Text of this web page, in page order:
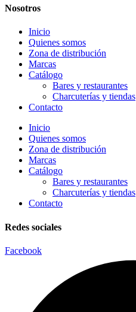
Nosotros
Inicio
Quienes somos
Zona de distribución
Marcas
Catálogo
Bares y restaurantes
Charcuterías y tiendas
Contacto
Inicio
Quienes somos
Zona de distribución
Marcas
Catálogo
Bares y restaurantes
Charcuterías y tiendas
Contacto
Redes sociales
Facebook